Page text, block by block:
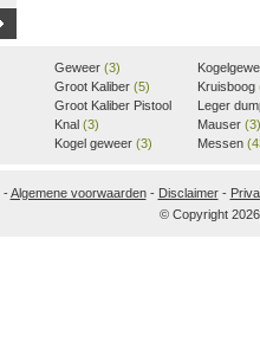
Geweer (3)
Groot Kaliber (5)
Groot Kaliber Pistool
(3)
Knal (3)
Kogel geweer (3)
Kruisboog
Leger
Mauser (3)
Messen
-Algemene voorwaarden- Disclaimer-
© Copyright